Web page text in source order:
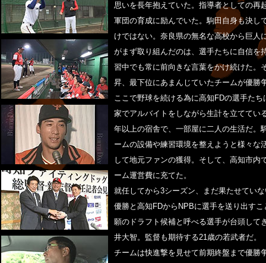
思いを長年抱えていた。指導者としての再
軍団の育成に励んでいた。駒田自身も決し
けではない。奈良県の無名な高校から巨人
がまず取り組んだのは、選手たちに自信を
習中でも常に前向きな言葉をかけ続けた。
昇、最下位にあまんじていたチームが優勝
ここで野球を続ける為に高知FDの選手た
家でアルバイトをしながら生計を立ててい
年以上の宿舎で、一部屋に二人の生活だ。
ームの設備や練習環境を整えようと様々な
して地元ファンの獲得。そして、高知市内
ーム運営費に充てた。
就任してから3シーズン、まだ果たせてい
優勝と高知FDからNPBに選手を送り出す
願のドラフト候補と呼べる選手が台頭して
井大智。監督も期待する21歳の若武者だ。
チームは快進撃を見せて前期終盤まで優勝